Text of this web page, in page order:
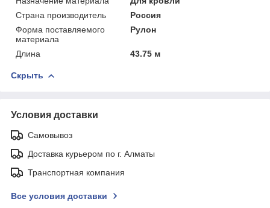
Страна производитель
Россия
Форма поставляемого
материала
Рулон
Длина 43.75 м
Скрыть
Условия доставки
Самовывоз
Доставка курьером по г. Алматы
Транспортная компания
Все условия доставки